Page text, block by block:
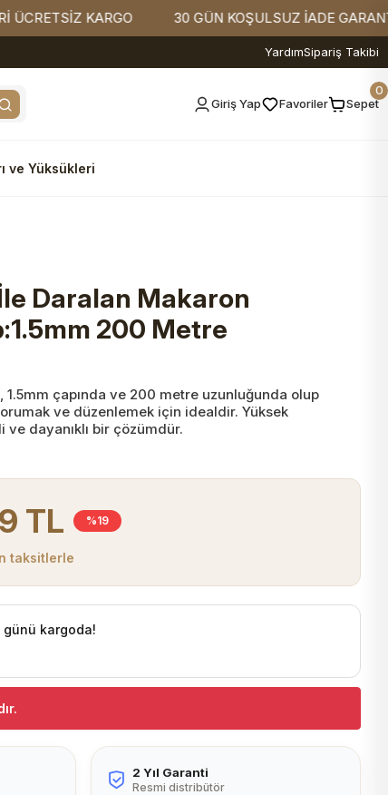
KARGO 30 GÜN KOŞULSUZ İADE GARANTİSİ
YardımSipariş Takibi
Giriş Yap Favoriler Sepet
0
ve Yüksükleri
Daralan Makaron
200 Metre
1.5mm çapında ve 200 metre uzunluğunda olup
ve düzenlemek için idealdir. Yüksek
ve dayanıklı bir çözümdür.
TL %19
taksitlerle
günü kargoda!
2 Yıl Garanti
Resmi distribütör